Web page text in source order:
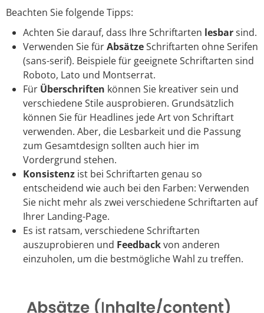
Beachten Sie folgende Tipps:
Achten Sie darauf, dass Ihre Schriftarten lesbarsind.
Verwenden Sie fürAbsätzeSchriftarten ohne Serifen
(sans-serif). Beispiele für geeignete Schriftarten sind
Roboto, Lato und Montserrat.
Für Überschriften können Sie kreativer sein und
verschiedene Stile ausprobieren. Grundsätzlich
können Sie für Headlines jede Art von Schriftart
verwenden. Aber, die Lesbarkeit und die Passung
zum Gesamtdesign sollten auch hier im
Vordergrund stehen.
Konsistenzist bei Schriftarten genau so
entscheidend wie auch bei den Farben: Verwenden
Sie nicht mehr als zwei verschiedene Schriftarten auf
Ihrer Landing-Page.
Es ist ratsam, verschiedene Schriftarten
auszuprobieren und Feedbackvon anderen
einzuholen, um die bestmögliche Wahl zu treffen.